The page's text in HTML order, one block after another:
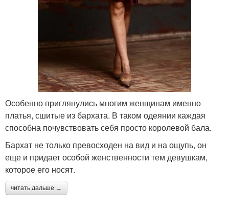
Аксессуары к
Свободное платье
Украшения к
бархатному платью
Платье на бретельках Платья от кутюр
Особенно приглянулись многим женщинам именно
платья, сшитые из бархата. В таком одеянии каждая
способна почувствовать себя просто королевой бала.
Бархат не только превосходен на вид и на ощупь, он
еще и придает особой женственности тем девушкам,
которое его носят.
читать дальше →